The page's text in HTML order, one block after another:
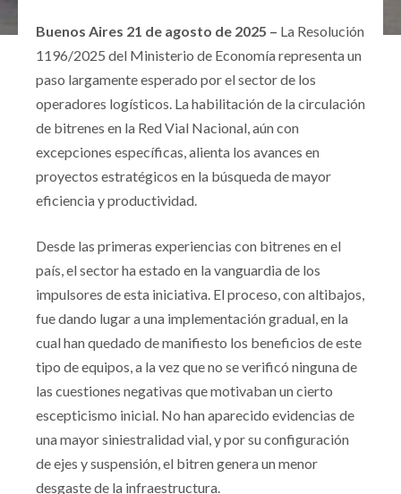
Buenos Aires 21 de agosto de 2025 – La Resolución
1196/2025 del Ministerio de Economía representa un
paso largamente esperado por el sector de los
operadores logísticos. La habilitación de la circulación
de bitrenes en la Red Vial Nacional, aún con
excepciones específicas, alienta los avances en
proyectos estratégicos en la búsqueda de mayor
eficiencia y productividad.
Desde las primeras experiencias con bitrenes en el
país, el sector ha estado en la vanguardia de los
impulsores de esta iniciativa. El proceso, con altibajos,
fue dando lugar a una implementación gradual, en la
cual han quedado de manifiesto los beneficios de este
tipo de equipos, a la vez que no se verificó ninguna de
las cuestiones negativas que motivaban un cierto
escepticismo inicial. No han aparecido evidencias de
una mayor siniestralidad vial, y por su configuración
de ejes y suspensión, el bitren genera un menor
desgaste de la infraestructura.